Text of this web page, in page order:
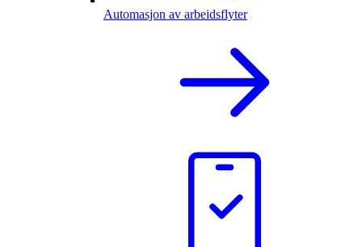
Automasjon av arbeidsflyter